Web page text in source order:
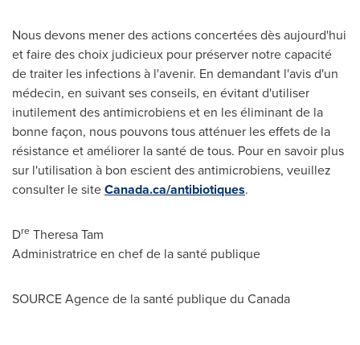
Nous devons mener des actions concertées dès aujourd'hui
et faire des choix judicieux pour préserver notre capacité
de traiter les infections à l'avenir. En demandant l'avis d'un
médecin, en suivant ses conseils, en évitant d'utiliser
inutilement des antimicrobiens et en les éliminant de la
bonne façon, nous pouvons tous atténuer les effets de la
résistance et améliorer la santé de tous. Pour en savoir plus
sur l'utilisation à bon escient des antimicrobiens, veuillez
consulter le siteCanada.ca/antibiotiques.
Dre Theresa Tam
Administratrice en chef de la santé publique
SOURCE Agence de la santé publique du Canada